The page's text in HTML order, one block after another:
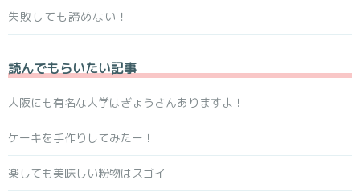
失敗しても諦めない！
読んでもらいたい記事
大阪にも有名な大学はぎょうさんありますよ！
ケーキを手作りしてみたー！
楽しても美味しい粉物はスゴイ